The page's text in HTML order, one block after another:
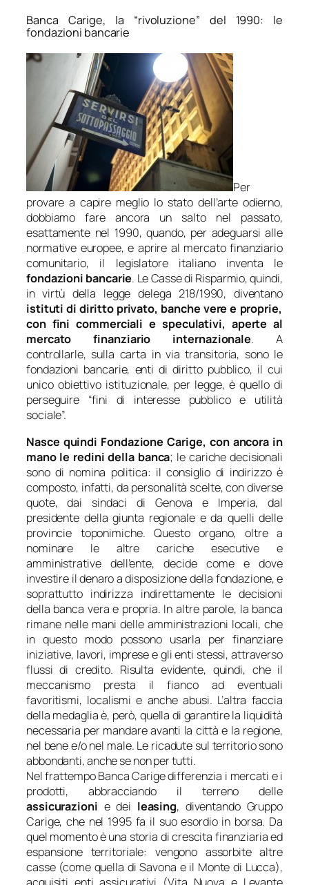
Banca Carige, la “rivoluzione” del 1990: le
fondazioni bancarie
Per
provare a capire meglio lo stato dell’arte odierno,
dobbiamo fare ancora un salto nel passato,
esattamente nel 1990, quando, per adeguarsi alle
normative europee, e aprire al mercato finanziario
comunitario, il legislatore italiano inventa le
fondazioni bancarie. Le Casse di Risparmio, quindi,
in virtù della legge delega 218/1990, diventano
istituti di diritto privato, banche vere e proprie,
con fini commerciali e speculativi, aperte al
mercato finanziario internazionale. A
controllarle, sulla carta in via transitoria, sono le
fondazioni bancarie, enti di diritto pubblico, il cui
unico obiettivo istituzionale, per legge, è quello di
perseguire “fini di interesse pubblico e utilità
sociale”.
Nasce quindi Fondazione Carige, con ancora in
mano le redini della banca; le cariche decisionali
sono di nomina politica: il consiglio di indirizzo è
composto, infatti, da personalità scelte, con diverse
quote, dai sindaci di Genova e Imperia, dal
presidente della giunta regionale e da quelli delle
provincie toponimiche. Questo organo, oltre a
nominare le altre cariche esecutive e
amministrative dell’ente, decide come e dove
investire il denaro a disposizione della fondazione, e
soprattutto indirizza indirettamente le decisioni
della banca vera e propria. In altre parole, la banca
rimane nelle mani delle amministrazioni locali, che
in questo modo possono usarla per finanziare
iniziative, lavori, imprese e gli enti stessi, attraverso
flussi di credito. Risulta evidente, quindi, che il
meccanismo presta il fianco ad eventuali
favoritismi, localismi e anche abusi. L’altra faccia
della medaglia è, però, quella di garantire la liquidità
necessaria per mandare avanti la città e la regione,
nel bene e/o nel male. Le ricadute sul territorio sono
abbondanti, anche se non per tutti.
Nel frattempo Banca Carige differenzia i mercati e i
prodotti, abbracciando il terreno delle
assicurazioni e dei leasing, diventando Gruppo
Carige, che nel 1995 fa il suo esordio in borsa. Da
quel momento è una storia di crescita finanziaria ed
espansione territoriale: vengono assorbite altre
casse (come quella di Savona e il Monte di Lucca),